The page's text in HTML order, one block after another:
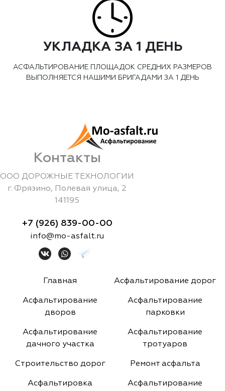
УКЛАДКА ЗА 1 ДЕНЬ
АСФАЛЬТИРОВАНИЕ ПЛОЩАДОК СРЕДНИХ РАЗМЕРОВ
ВЫПОЛНЯЕТСЯ НАШИМИ БРИГАДАМИ ЗА 1 ДЕНЬ
Контакты
ООО ДОРОЖНЫЕ ТЕХНОЛОГИИ
г. Фрязино, Полевая улица, 2
141195
+7 (926) 839-00-00
info@mo-asfalt.ru
Главная Асфальтирование дорог
Асфальтирование
дворов
Асфальтирование
парковки
Асфальтирование
дачного участка
Асфальтирование
тротуаров
Строительство дорог Ремонт асфальта
Асфальтировка
Асфальтирование